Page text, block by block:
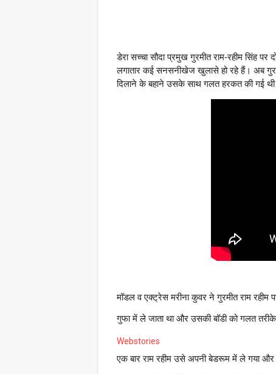
डेरा सच्चा सौदा प्रमुख गुरमीत राम-रहीम सिंह
लगातार कई सनसनीखेज खुलासे हो रहे हैं। अब
दिलाने के बहाने उसके साथ गलत हरकत की गई
मॉडल व एक्ट्रेस मरीना कुवर ने गुरमीत राम रहीम
गुफा में ले जाता था और उसकी बॉडी को गलत
Webstories
एक बार राम रहीम उसे अपनी बेडरूम में ले गया और